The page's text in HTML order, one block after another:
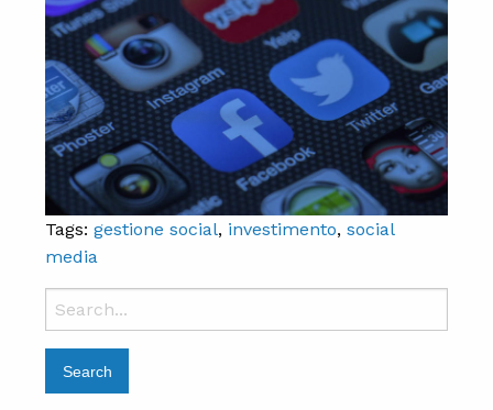
Tags: gestione social, investimento,social
media
Search
for: